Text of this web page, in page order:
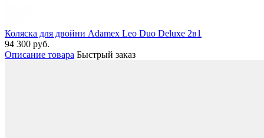
Коляска для двойни Adamex Leo Duo Deluxe 2в1
94 300 руб.
Описание товара Быстрый заказ